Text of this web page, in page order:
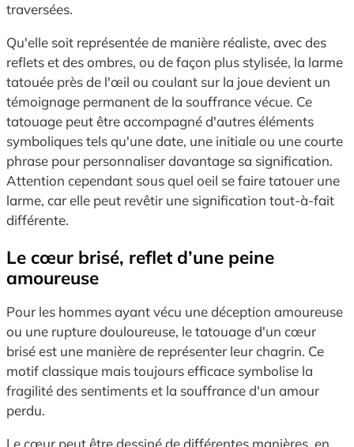
traversées.
Qu'elle soit représentée de manière réaliste, avec des
reflets et des ombres, ou de façon plus stylisée, la larme
tatouée près de l'œil ou coulant sur la joue devient un
témoignage permanent de la souffrance vécue. Ce
tatouage peut être accompagné d'autres éléments
symboliques tels qu'une date, une initiale ou une courte
phrase pour personnaliser davantage sa signification.
Attention cependant sous quel oeil se faire tatouer une
larme, car elle peut revêtir une signification tout-à-fait
différente.
Le cœur brisé, reflet d’une peine
amoureuse
Pour les hommes ayant vécu une déception amoureuse
ou une rupture douloureuse, le tatouage d'un cœur
brisé est une manière de représenter leur chagrin. Ce
motif classique mais toujours efficace symbolise la
fragilité des sentiments et la souffrance d'un amour
perdu.